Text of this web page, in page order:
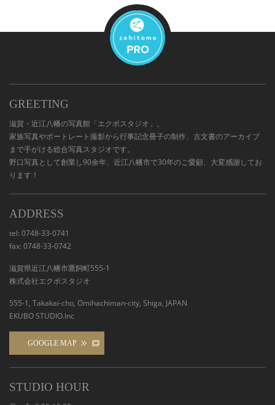
GREETING
滋賀・近江八幡の写真館「エクボスタジオ」。
家族写真やポートレート撮影から行事記念冊子の制作、古文書のアーカイブ
まで手がける総合写真スタジオです。
野口写真として創業し90余年、近江八幡市で30年のご愛顧、大変感謝してお
ります！
ADDRESS
tel: 0748-33-0741
fax: 0748-33-0742
滋賀県近江八幡市鷹飼町555-1
株式会社エクボスタジオ
555-1, Takakai-cho, Omihachiman-city, Shiga, JAPAN
EKUBO STUDIO.Inc
GOOGLE MAP
STUDIO HOUR